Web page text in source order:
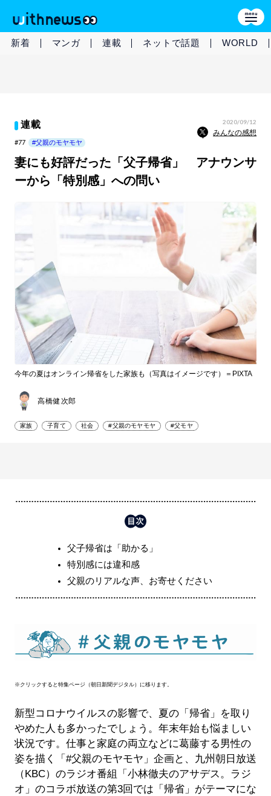
新着 マンガ 連載 ネットで話題 WORLD
連載 2020/09/12
みんなの感想
#77 #父親のモヤモヤ
妻にも好評だった「父子帰省」 アナウンサ
ーから「特別感」への問い
今年の夏はオンライン帰省をした家族も（写真はイメージです）＝PIXTA
高橋健次郎
家族 子育て 社会 #父親のモヤモヤ #父モヤ
父子帰省は「助かる」
特別感には違和感
父親のリアルな声、お寄せください
※クリックすると特集ページ（朝日新聞デジタル）に移ります。
新型コロナウイルスの影響で、夏の「帰省」を取り
やめた人も多かったでしょう。年末年始も悩ましい
状況です。仕事と家庭の両立などに葛藤する男性の
姿を描く「#父親のモヤモヤ」企画と、九州朝日放送
（KBC）のラジオ番組「小林徹夫のアサデス。ラジ
オ」のコラボ放送の第3回では「帰省」がテーマにな